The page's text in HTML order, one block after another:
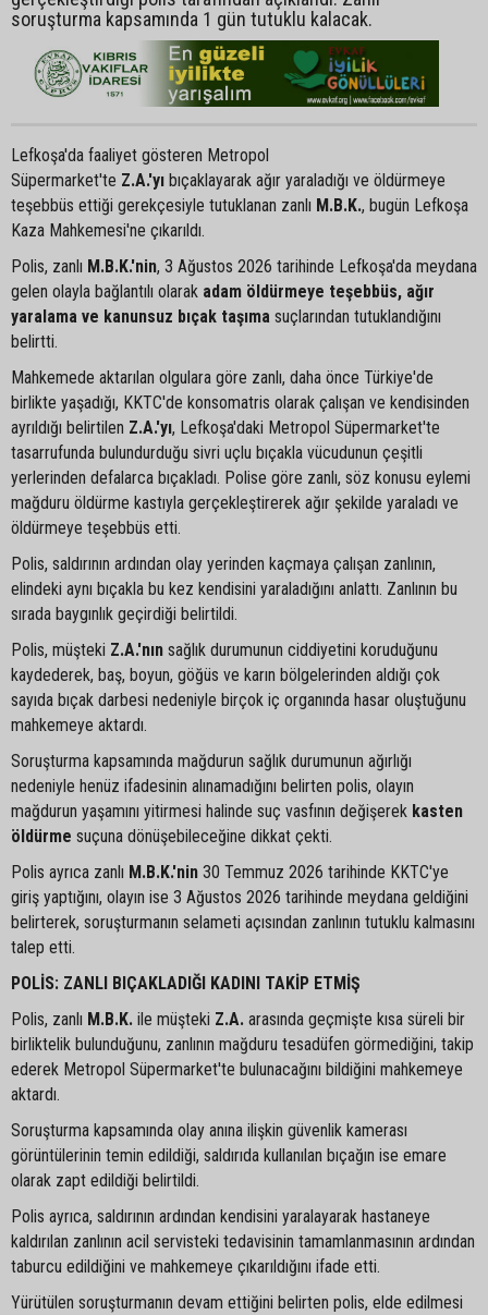
soruşturma kapsamında 1 gün tutuklu kalacak.
Lefkoşa'da faaliyet gösteren Metropol
Süpermarket'te Z.A.'yı bıçaklayarak ağır yaraladığı ve öldürmeye
teşebbüs ettiği gerekçesiyle tutuklanan zanlı M.B.K., bugün Lefkoşa
Kaza Mahkemesi'ne çıkarıldı.
Polis, zanlı M.B.K.'nin, 3 Ağustos 2026 tarihinde Lefkoşa'da meydana
gelen olayla bağlantılı olarak adam öldürmeye teşebbüs, ağır
yaralama ve kanunsuz bıçak taşıma suçlarından tutuklandığını
belirtti.
Mahkemede aktarılan olgulara göre zanlı, daha önce Türkiye'de
birlikte yaşadığı, KKTC'de konsomatris olarak çalışan ve kendisinden
ayrıldığı belirtilen Z.A.'yı, Lefkoşa'daki Metropol Süpermarket'te
tasarrufunda bulundurduğu sivri uçlu bıçakla vücudunun çeşitli
yerlerinden defalarca bıçakladı. Polise göre zanlı, söz konusu eylemi
mağduru öldürme kastıyla gerçekleştirerek ağır şekilde yaraladı ve
öldürmeye teşebbüs etti.
Polis, saldırının ardından olay yerinden kaçmaya çalışan zanlının,
elindeki aynı bıçakla bu kez kendisini yaraladığını anlattı. Zanlının bu
sırada baygınlık geçirdiği belirtildi.
Polis, müşteki Z.A.'nın sağlık durumunun ciddiyetini koruduğunu
kaydederek, baş, boyun, göğüs ve karın bölgelerinden aldığı çok
sayıda bıçak darbesi nedeniyle birçok iç organında hasar oluştuğunu
mahkemeye aktardı.
Soruşturma kapsamında mağdurun sağlık durumunun ağırlığı
nedeniyle henüz ifadesinin alınamadığını belirten polis, olayın
mağdurun yaşamını yitirmesi halinde suç vasfının değişerek kasten
öldürme suçuna dönüşebileceğine dikkat çekti.
Polis ayrıca zanlı M.B.K.'nin 30 Temmuz 2026 tarihinde KKTC'ye
giriş yaptığını, olayın ise 3 Ağustos 2026 tarihinde meydana geldiğini
belirterek, soruşturmanın selameti açısından zanlının tutuklu kalmasını
talep etti.
POLİS: ZANLI BIÇAKLADIĞI KADINI TAKİP ETMİŞ
Polis, zanlı M.B.K. ile müşteki Z.A. arasında geçmişte kısa süreli bir
birliktelik bulunduğunu, zanlının mağduru tesadüfen görmediğini, takip
ederek Metropol Süpermarket'te bulunacağını bildiğini mahkemeye
aktardı.
Soruşturma kapsamında olay anına ilişkin güvenlik kamerası
görüntülerinin temin edildiği, saldırıda kullanılan bıçağın ise emare
olarak zapt edildiği belirtildi.
Polis ayrıca, saldırının ardından kendisini yaralayarak hastaneye
kaldırılan zanlının acil servisteki tedavisinin tamamlanmasının ardından
taburcu edildiğini ve mahkemeye çıkarıldığını ifade etti.
Yürütülen soruşturmanın devam ettiğini belirten polis, elde edilmesi